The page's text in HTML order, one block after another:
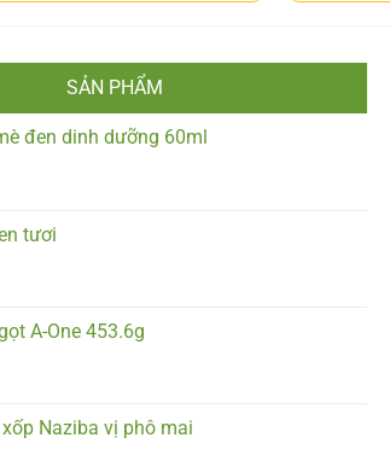
SẢN PHẨM
đen dinh dưỡng 60ml
tươi
A-One 453.6g
xốp Naziba vị phô mai